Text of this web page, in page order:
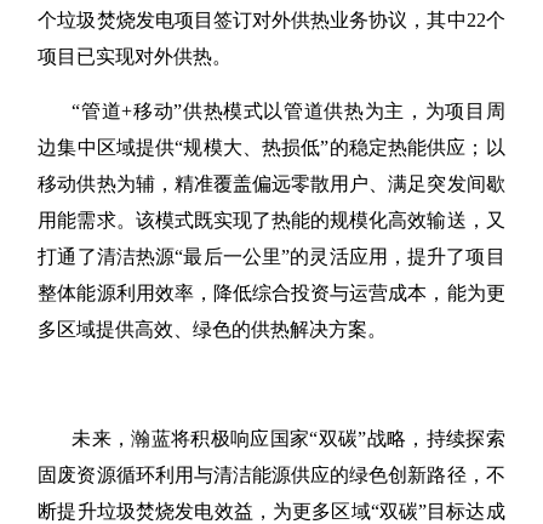
个垃圾焚烧发电项目签订对外供热业务协议，其中22个
项目已实现对外供热。
“管道+移动”供热模式以管道供热为主，为项目周
边集中区域提供“规模大、热损低”的稳定热能供应；以
移动供热为辅，精准覆盖偏远零散用户、满足突发间歇
用能需求。该模式既实现了热能的规模化高效输送，又
打通了清洁热源“最后一公里”的灵活应用，提升了项目
整体能源利用效率，降低综合投资与运营成本，能为更
多区域提供高效、绿色的供热解决方案。
未来，瀚蓝将积极响应国家“双碳”战略，持续探索
固废资源循环利用与清洁能源供应的绿色创新路径，不
断提升垃圾焚烧发电效益，为更多区域“双碳”目标达成